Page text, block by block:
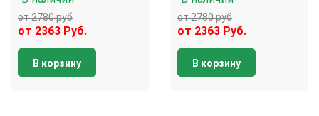
от 2780 руб
от 2363 Руб.
В корзину
от 2780 руб
от 2363 Руб.
В корзину